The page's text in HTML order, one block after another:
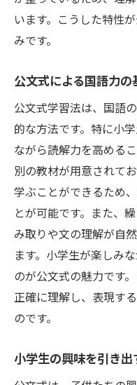
います。こうした特性
みです。
公文式による国語力の
公文式学習法は、国語
的な方法です。特に小
ながら読解力を高める
別の教材が用意されて
学ぶことができるため
とが可能です。また、
み取りや文の理解が自
ます。小学生が楽しみ
のが公文式の魅力です
正確に理解し、表現す
のです。
小学生の興味を引き